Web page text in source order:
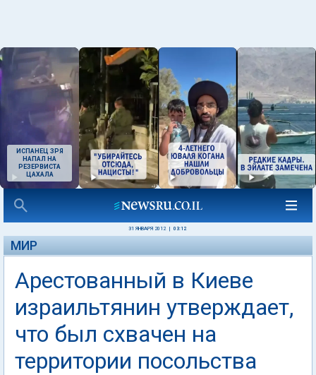
ИСПАНЕЦ ЗРЯ
НАПАЛ НА
РЕЗЕРВИСТА
ЦАХАЛА
31 ЯНВАРЯ 2012 03:12
МИР
Арестованный в Киеве
израильтянин утверждает,
что был схвачен на
территории посольства